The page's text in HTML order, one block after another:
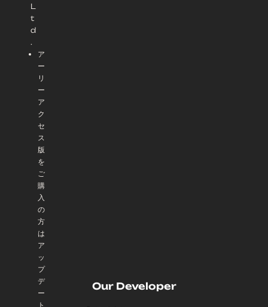
L
t
d
.
ア
ー
リ
ー
ア
ク
セ
ス
版
を
ご
購
入
の
方
は
ア
ッ
プ
デ
ー
ト
Our Developer